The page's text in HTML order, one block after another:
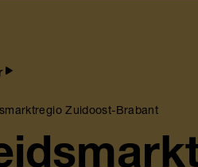
Zuidoost-Brabant